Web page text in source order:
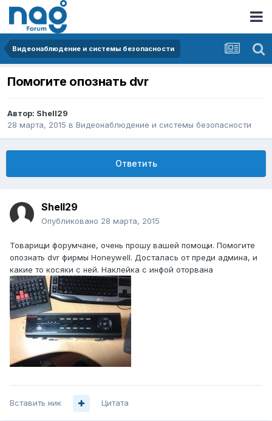
Видеонаблюдение и системы безопасности
Помогите опознать dvr
Автор: Shell29
28 марта, 2015 в Видеонаблюдение и системы безопасности
Ответить
Shell29
Опубликовано 28 марта, 2015
Товарищи форумчане, очень прошу вашей помощи. Помогите
опознать dvr фирмы Honeywell. Досталась от преди админа, и
какие то косяки с ней. Наклейка с инфой оторвана
Вставить ник Цитата